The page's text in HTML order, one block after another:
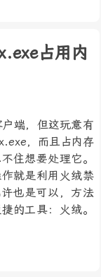
占用内
端，但这玩意有
，而且占内存
住想要处理它。
就是利用火绒禁
也是可以，方法
的工具：火绒。